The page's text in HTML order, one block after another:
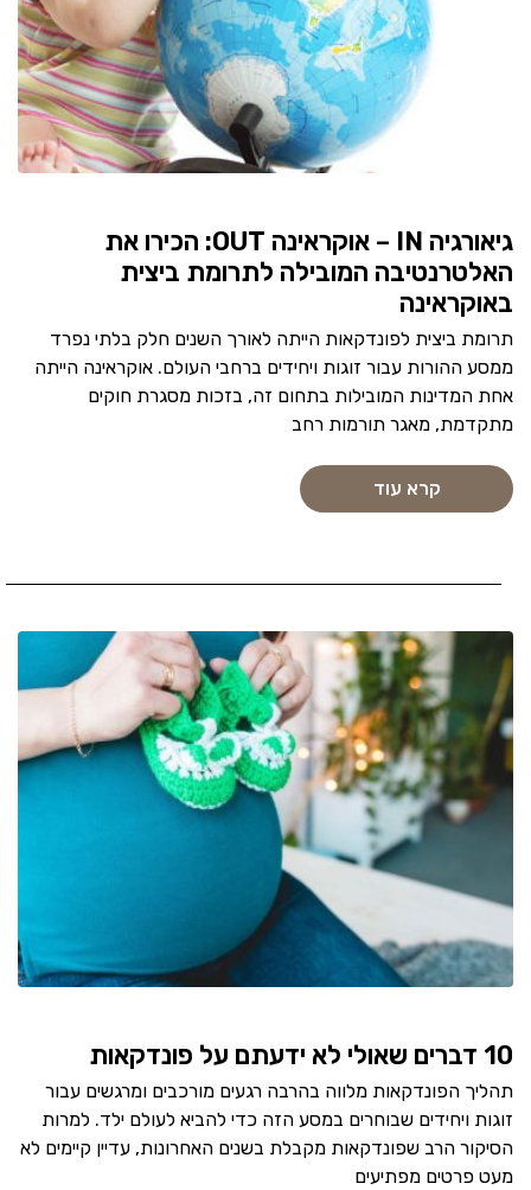
גיאורגיה IN – אוקראינה OUT: הכירו את
האלטרנטיבה המובילה לתרומת ביצית
באוקראינה
תרומת ביצית לפונדקאות הייתה לאורך השנים חלק בלתי נפרד
ממסע ההורות עבור זוגות ויחידים ברחבי העולם. אוקראינה הייתה
אחת המדינות המובילות בתחום זה, בזכות מסגרת חוקים
מתקדמת, מאגר תורמות רחב
קרא עוד
10 דברים שאולי לא ידעתם על פונדקאות
תהליך הפונדקאות מלווה בהרבה רגעים מורכבים ומרגשים עבור
זוגות ויחידים שבוחרים במסע הזה כדי להביא לעולם ילד. למרות
הסיקור הרב שפונדקאות מקבלת בשנים האחרונות, עדיין קיימים לא
מעט פרטים מפתיעים